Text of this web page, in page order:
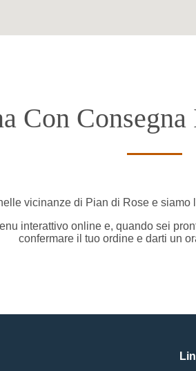
Con
vicinanze di Pian di Rose e siamo
interattivo online e, quando sei
confermare il tuo ordine e darti un